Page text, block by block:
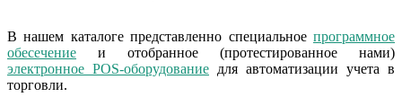
В нашем каталоге представленно специальное программное
обесечение и отобранное (протестированное нами)
электронное POS-оборудование для автоматизации учета в
торговли.